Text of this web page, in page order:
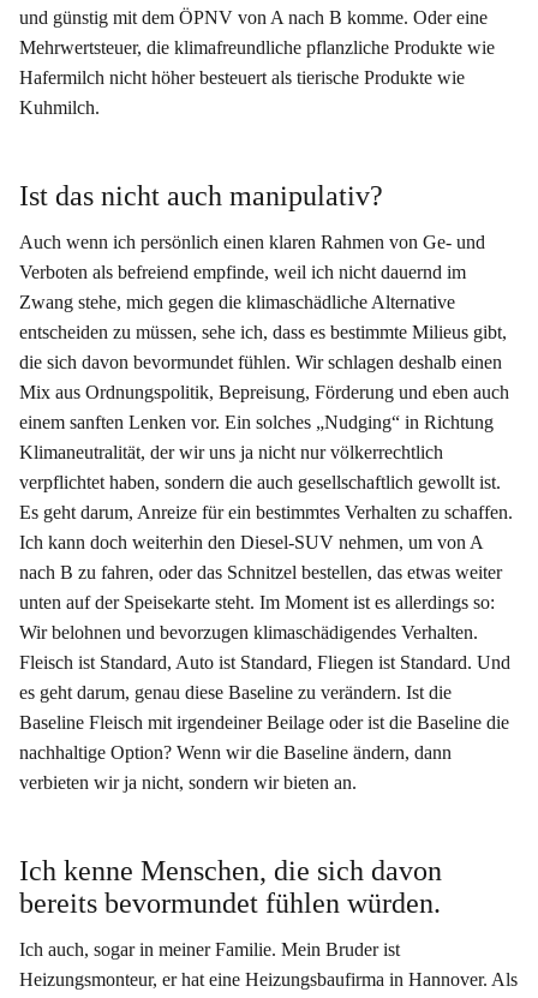
und günstig mit dem ÖPNV von A nach B komme. Oder eine
Mehrwertsteuer, die klimafreundliche pflanzliche Produkte wie
Hafermilch nicht höher besteuert als tierische Produkte wie
Kuhmilch.
Ist das nicht auch manipulativ?
Auch wenn ich persönlich einen klaren Rahmen von Ge- und
Verboten als befreiend empfinde, weil ich nicht dauernd im
Zwang stehe, mich gegen die klimaschädliche Alternative
entscheiden zu müssen, sehe ich, dass es bestimmte Milieus gibt,
die sich davon bevormundet fühlen. Wir schlagen deshalb einen
Mix aus Ordnungspolitik, Bepreisung, Förderung und eben auch
einem sanften Lenken vor. Ein solches „Nudging“ in Richtung
Klimaneutralität, der wir uns ja nicht nur völkerrechtlich
verpflichtet haben, sondern die auch gesellschaftlich gewollt ist.
Es geht darum, Anreize für ein bestimmtes Verhalten zu schaffen.
Ich kann doch weiterhin den Diesel-SUV nehmen, um von A
nach B zu fahren, oder das Schnitzel bestellen, das etwas weiter
unten auf der Speisekarte steht. Im Moment ist es allerdings so:
Wir belohnen und bevorzugen klimaschädigendes Verhalten.
Fleisch ist Standard, Auto ist Standard, Fliegen ist Standard. Und
es geht darum, genau diese Baseline zu verändern. Ist die
Baseline Fleisch mit irgendeiner Beilage oder ist die Baseline die
nachhaltige Option? Wenn wir die Baseline ändern, dann
verbieten wir ja nicht, sondern wir bieten an.
Ich kenne Menschen, die sich davon
bereits bevormundet fühlen würden.
Ich auch, sogar in meiner Familie. Mein Bruder ist
Heizungsmonteur, er hat eine Heizungsbaufirma in Hannover. Als